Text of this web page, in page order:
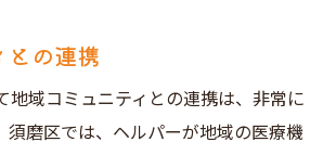
との連携
地域コミュニティとの連携は、非常に
須磨区では、ヘルパーが地域の医療機